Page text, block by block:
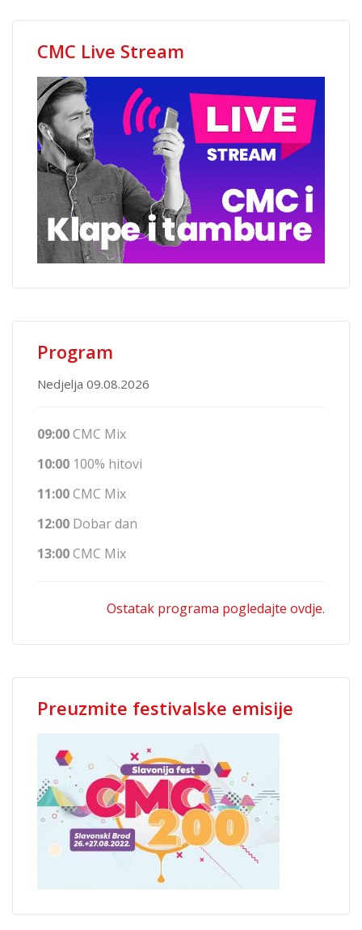
CMC Live Stream
Program
Nedjelja 09.08.2026
09:00CMC Mix
10:00 100% hitovi
11:00CMC Mix
12:00 Dobar dan
13:00CMC Mix
Ostatak programa pogledajte ovdje.
Preuzmite festivalske emisije